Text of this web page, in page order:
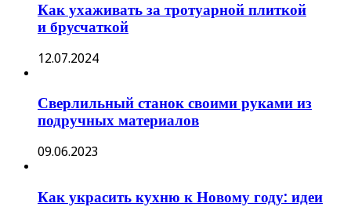
Как ухаживать за тротуарной плиткой
и брусчаткой
12.07.2024
Сверлильный станок своими руками из
подручных материалов
09.06.2023
Как украсить кухню к Новому году: идеи